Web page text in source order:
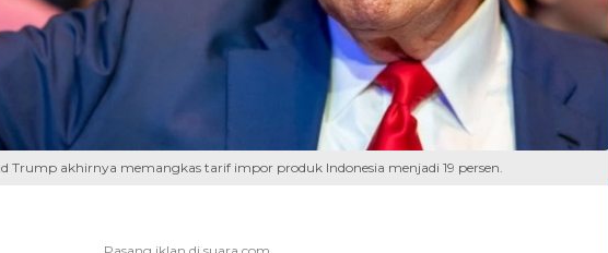
Trump akhirnya memangkas tarif impor produk Indonesia menjadi 19 persen.